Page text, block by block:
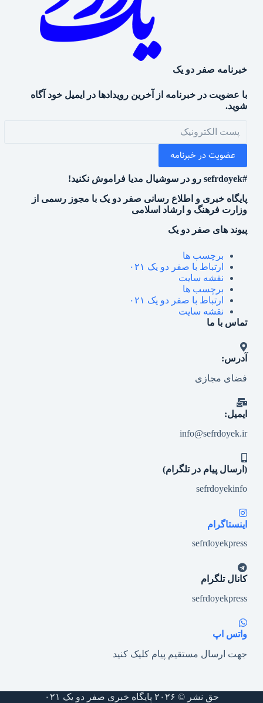
خبرنامه صفر دو یک
با عضویت در خبرنامه از آخرین رویدادها در ایمیل خود آگاه
شوید.
عضویت در خبرنامه
#sefrdoyek رو در سوشیال مدیا فراموش نکنید!
پایگاه خبری و اطلاع رسانی صفر دو یک با مجوز رسمی از
وزارت فرهنگ و ارشاد اسلامی
پیوند های صفر دو یک
برچسب ها
ارتباط با صفر دو یک ۰۲۱
نقشه سایت
برچسب ها
ارتباط با صفر دو یک ۰۲۱
نقشه سایت
تماس با ما
آدرس:
فضای مجازی
ایمیل:
info@sefrdoyek.ir
(ارسال پیام در تلگرام)
sefrdoyekinfo
اینستاگرام
sefrdoyekpress
کانال تلگرام
sefrdoyekpress
واتس اپ
جهت ارسال مستقیم پیام کلیک کنید
حق نشر © ۲۰۲۶ پایگاه خبری صفر دو یک ۰۲۱